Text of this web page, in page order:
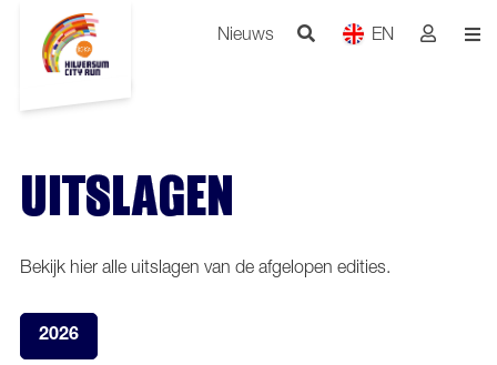
Nieuws EN
UITSLAGEN
Bekijk hier alle uitslagen van de afgelopen edities.
2026